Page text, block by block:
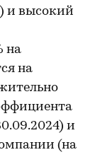
и высокий
на
на
и
(на